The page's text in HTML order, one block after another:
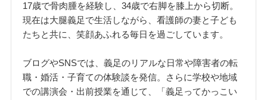
17歳で骨肉腫を経験し、34歳で右脚を膝上から切断。
現在は大腿義足で生活しながら、看護師の妻と子ども
たちと共に、笑顔あふれる毎日を過ごしています。
ブログやSNSでは、義足のリアルな日常や障害者の転
職・婚活・子育ての体験談を発信。さらに学校や地域
での講演会・出前授業を通じて、「義足ってかっこい